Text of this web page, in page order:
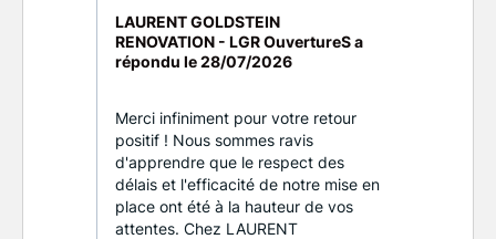
LAURENT GOLDSTEIN
RENOVATION - LGR OuvertureS a
répondu le28/07/2026
Merci infiniment pour votre retour
positif ! Nous sommes ravis
d'apprendre que le respect des
délais et l'efficacité de notre mise en
place ont été à la hauteur de vos
attentes. Chez LAURENT